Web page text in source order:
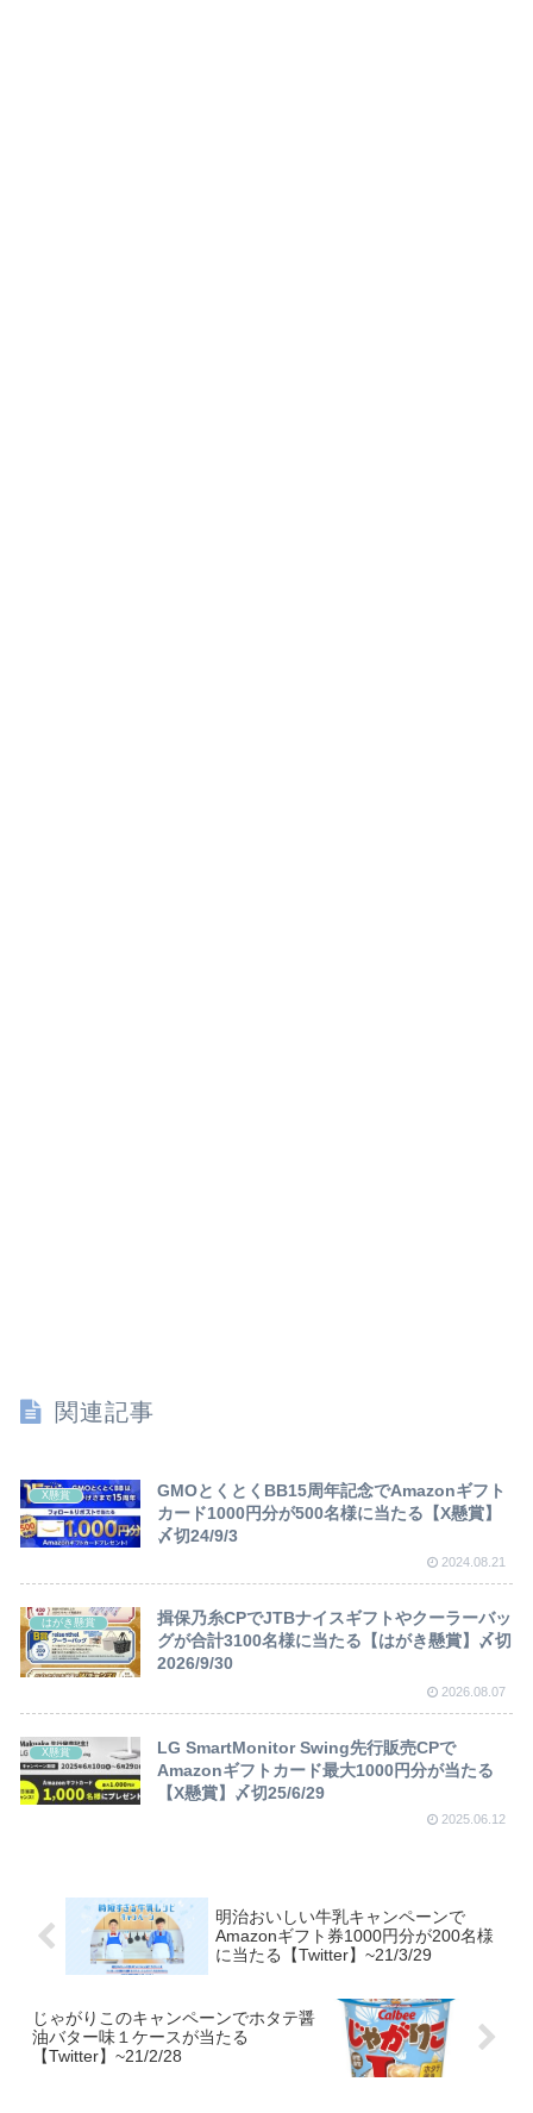
関連記事
X懸賞
GMOとくとくBB15周年記念でAmazonギフト
カード1000円分が500名様に当たる【X懸賞】
〆切24/9/3
2024.08.21
はがき懸賞
揖保乃糸CPでJTBナイスギフトやクーラーバッ
グが合計3100名様に当たる【はがき懸賞】〆切
2026/9/30
2026.08.07
X懸賞
LG SmartMonitor Swing先行販売CPで
Amazonギフトカード最大1000円分が当たる
【X懸賞】〆切25/6/29
2025.06.12
明治おいしい牛乳キャンペーンで
Amazonギフト券1000円分が200名様
に当たる【Twitter】~21/3/29
じゃがりこのキャンペーンでホタテ醤
油バター味１ケースが当たる
【Twitter】~21/2/28